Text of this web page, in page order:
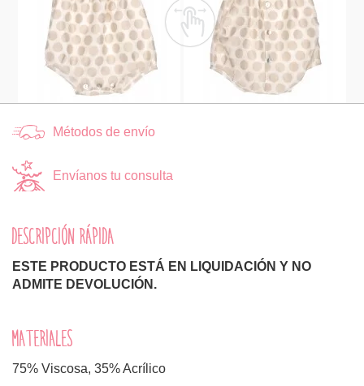
Métodos de envío
Envíanos tu consulta
DESCRIPCIÓN RÁPIDA
ESTE PRODUCTO ESTÁ EN LIQUIDACIÓN Y NO
ADMITE DEVOLUCIÓN.
MATERIALES
75% Viscosa, 35% Acrílico